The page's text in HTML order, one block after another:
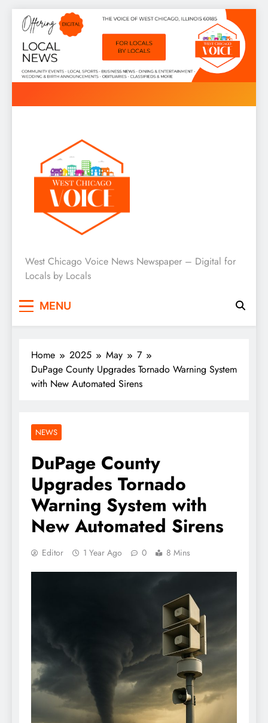
Skip
content
West Chicago Voice : Local
News
West Chicago Voice News Newspaper – Digital for
Locals by Locals
MENU
Home 2025 May
7
DuPage County Upgrades Tornado Warning System
with New Automated Sirens
NEWS
DuPage County
Upgrades Tornado
Warning System with
New Automated Sirens
Editor 1 Year Ago 0 8 Mins